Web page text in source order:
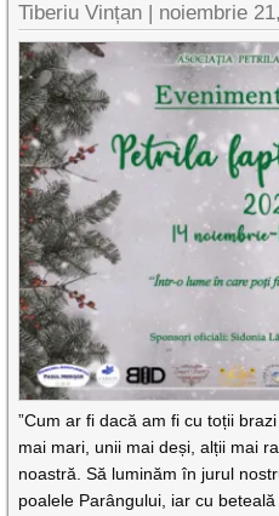
Tiberiu Vințan | noiembrie
”Cum ar fi dacă am fi cu toții
mai mari, unii mai deși, alții mai
noastră. Să luminăm în jurul
poalele Parângului, iar cu